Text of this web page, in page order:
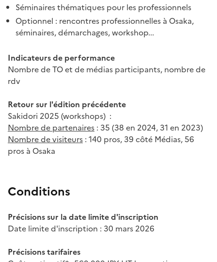
Séminaires thématiques pour les professionnels
Optionnel : rencontres professionnelles à Osaka,
séminaires, démarchages, workshop...
Indicateurs de performance
Nombre de TO et de médias participants, nombre de
rdv
Retour sur l'édition précédente
Sakidori 2025 (workshops) :
Nombre de partenaires : 35 (38 en 2024, 31 en 2023)
Nombre de visiteurs : 140 pros, 39 côté Médias, 56
pros à Osaka
Conditions
Précisions sur la date limite d'inscription
Date limite d'inscription : 30 mars 2026
Précisions tarifaires